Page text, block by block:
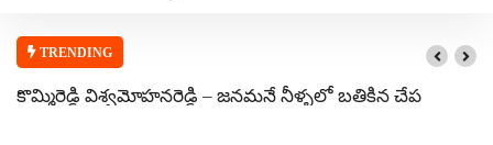
TRENDING
కొమ్మిరెడ్డి విశ్వమోహనరెడ్డి – జనమనే నీళ్ళలో బతికిన చేప